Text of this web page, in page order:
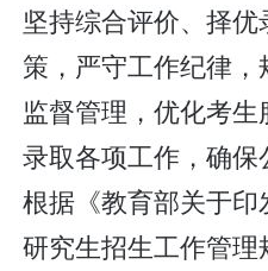
坚持综合评价、择
策，严守工作纪律
监督管理，优化考
录取各项工作，确保
根据《教育部关于
研究生招生工作管